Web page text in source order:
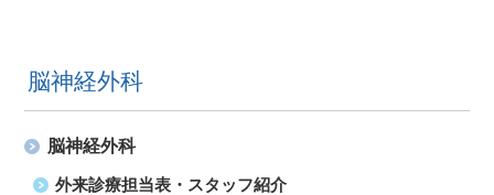
脳神経外科
脳神経外科
外来診療担当表・スタッフ紹介